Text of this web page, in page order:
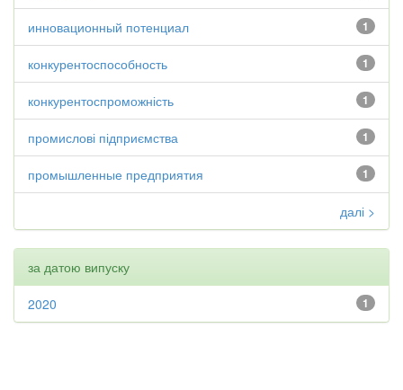
1
инновационный потенциал
1
конкурентоспособность
1
конкурентоспроможність
1
промислові підприємства
1
промышленные предприятия
далі >
за датою випуску
1
2020